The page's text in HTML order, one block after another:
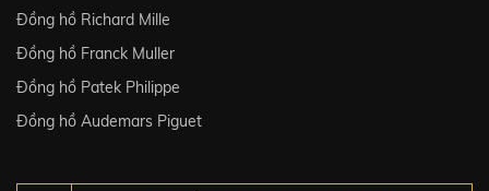
Đồng hồ Richard Mille
Đồng hồ Franck Muller
Đồng hồ Patek Philippe
Đồng hồ Audemars Piguet